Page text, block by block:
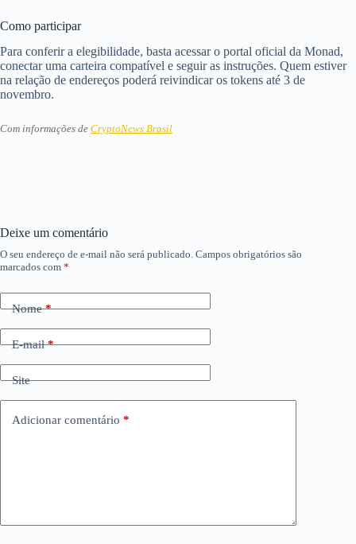
Como participar
Para conferir a elegibilidade, basta acessar o portal oficial da Monad,
conectar uma carteira compatível e seguir as instruções. Quem estiver
na relação de endereços poderá reivindicar os tokens até 3 de
novembro.
Com informações de CryptoNews Brasil
Deixe um comentário
O seu endereço de e-mail não será publicado. Campos obrigatórios são
marcados com *
Nome*
E-mail*
Site
Adicionar comentário *